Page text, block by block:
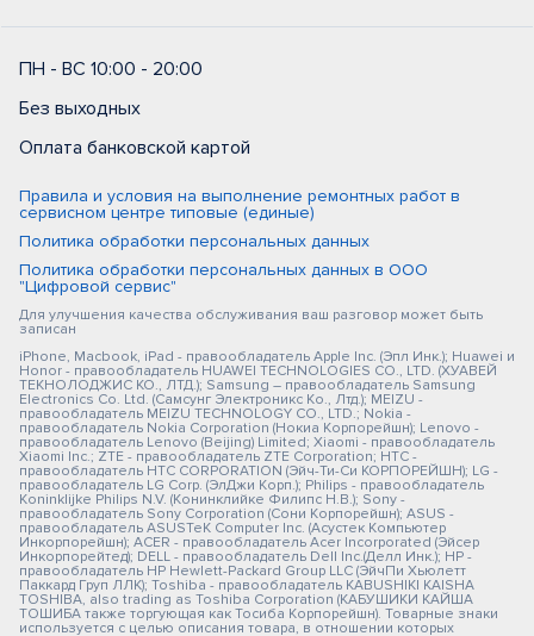
ПН - ВС 10:00 - 20:00
Без выходных
Оплата банковской картой
Правила и условия на выполнение ремонтных работ в
сервисном центре типовые (единые)
Политика обработки персональных данных
Политика обработки персональных данных в ООО
"Цифровой сервис"
Для улучшения качества обслуживания ваш разговор может быть
записан
iPhone, Macbook, iPad - правообладатель Apple Inc. (Эпл Инк.); Huawei и
Honor - правообладатель HUAWEI TECHNOLOGIES CO., LTD. (ХУАВЕЙ
ТЕКНОЛОДЖИС КО., ЛТД.); Samsung – правообладатель Samsung
Electronics Co. Ltd. (Самсунг Электроникс Ко., Лтд.); MEIZU -
правообладатель MEIZU TECHNOLOGY CO., LTD.; Nokia -
правообладатель Nokia Corporation (Нокиа Корпорейшн); Lenovo -
правообладатель Lenovo (Beijing) Limited; Xiaomi - правообладатель
Xiaomi Inc.; ZTE - правообладатель ZTE Corporation; HTC -
правообладатель HTC CORPORATION (Эйч-Ти-Си КОРПОРЕЙШН); LG -
правообладатель LG Corp. (ЭлДжи Корп.); Philips - правообладатель
Koninklijke Philips N.V. (Конинклийке Филипс Н.В.); Sony -
правообладатель Sony Corporation (Сони Корпорейшн); ASUS -
правообладатель ASUSTeK Computer Inc. (Асустек Компьютер
Инкорпорейшн); ACER - правообладатель Acer Incorporated (Эйсер
Инкорпорейтед); DELL - правообладатель Dell Inc.(Делл Инк.); HP -
правообладатель HP Hewlett-Packard Group LLC (ЭйчПи Хьюлетт
Паккард Груп ЛЛК); Toshiba - правообладатель KABUSHIKI KAISHA
TOSHIBA, also trading as Toshiba Corporation (КАБУШИКИ КАЙША
ТОШИБА также торгующая как Тосиба Корпорейшн). Товарные знаки
используется с целью описания товара, в отношении которых